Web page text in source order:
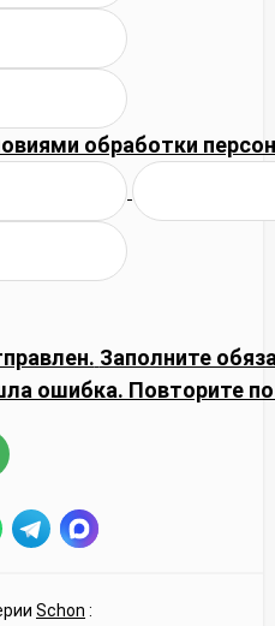
обработки
Заполните
ошибка. Повторите
Schon :